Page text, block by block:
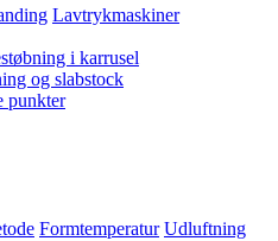
Lavtrykmaskiner
i karrusel
og slabstock
punkter
Formtemperatur Udluftning